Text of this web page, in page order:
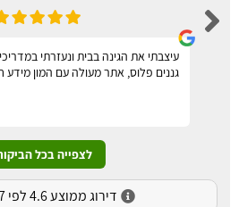
עיצבתי את הגינה בבית ונעזרתי
גננים פלוס, אתר מעולה עם המון מידע
לצפייה בכל
דירוג ממוצע 4.6 לפי 347 דירוגים